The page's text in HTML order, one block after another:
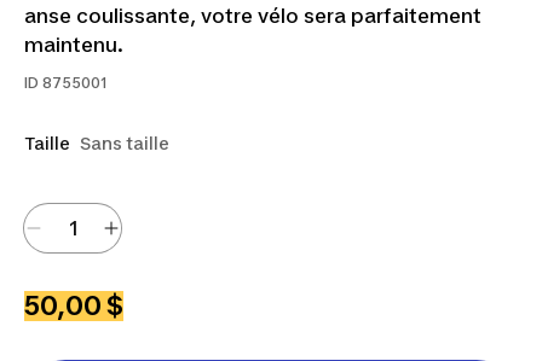
anse coulissante, votre vélo sera parfaitement
maintenu.
ID 8755001
Taille Sans taille
50,00 $